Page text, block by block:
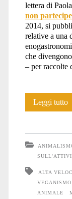
lettera di
non
2014, si
relative a una
che
– per raccolte
Leggi tuttoLa
ALTA
VEGANISMO
ANIMALE